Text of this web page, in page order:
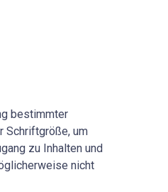
bestimmter
Schriftgröße, um
zu Inhalten und
nicht